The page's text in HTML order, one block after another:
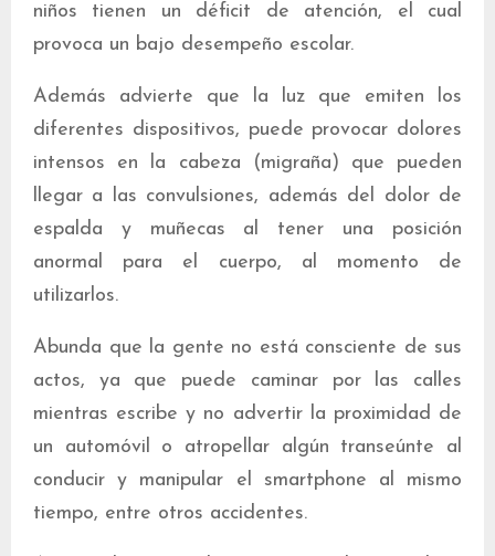
niños tienen un déficit de atención, el cual
provoca un bajo desempeño escolar.
Además advierte que la luz que emiten los
diferentes dispositivos, puede provocar dolores
intensos en la cabeza (migraña) que pueden
llegar a las convulsiones, además del dolor de
espalda y muñecas al tener una posición
anormal para el cuerpo, al momento de
utilizarlos.
Abunda que la gente no está consciente de sus
actos, ya que puede caminar por las calles
mientras escribe y no advertir la proximidad de
un automóvil o atropellar algún transeúnte al
conducir y manipular el smartphone al mismo
tiempo, entre otros accidentes.